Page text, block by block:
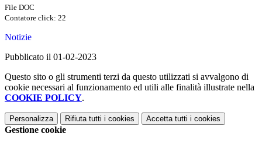
File DOC
Contatore click: 22
Notizie
Pubblicato il 01-02-2023
Questo sito o gli strumenti terzi da questo utilizzati si avvalgono di
cookie necessari al funzionamento ed utili alle finalità illustrate nella
COOKIE POLICY.
Personalizza Rifiuta tutti i cookies Accetta tutti i cookies
Gestione cookie